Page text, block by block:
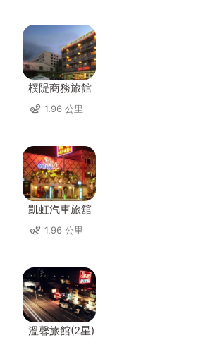
樸隄商務旅館
1.96 公里
凱虹汽車旅舘
1.96 公里
溫馨旅館(2星)